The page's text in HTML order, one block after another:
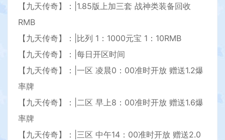
【九天传奇】：|1.85版上加三套 战神类装备回收
RMB
【九天传奇】：|比列 1：1000元宝 1：10RMB
【九天传奇】：|每日开区时间
【九天传奇】：|一区 凌晨0：00准时开放 赠送1.2爆
率牌
【九天传奇】：|二区 早上8：00准时开放 赠送1.6爆
率牌
【九天传奇】：|三区 中午14：00准时开放 赠送2.0